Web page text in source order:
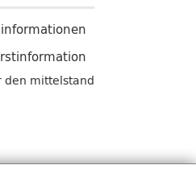
mittelstand